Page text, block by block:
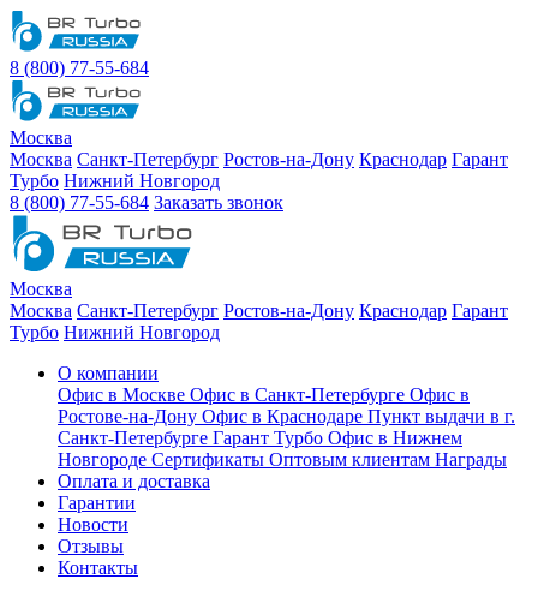
8 (800) 77-55-684
Москва
Москва Санкт-Петербург Ростов-на-Дону Краснодар Гарант
Турбо Нижний Новгород
8 (800) 77-55-684 Заказать звонок
Москва
Москва Санкт-Петербург Ростов-на-Дону Краснодар Гарант
Турбо Нижний Новгород
О компании
Офис в Москве Офис в Санкт-Петербурге Офис в
Ростове-на-Дону Офис в Краснодаре Пункт выдачи в г.
Санкт-Петербурге Гарант Турбо Офис в Нижнем
Новгороде Сертификаты Оптовым клиентам Награды
Оплата и доставка
Гарантии
Новости
Отзывы
Контакты